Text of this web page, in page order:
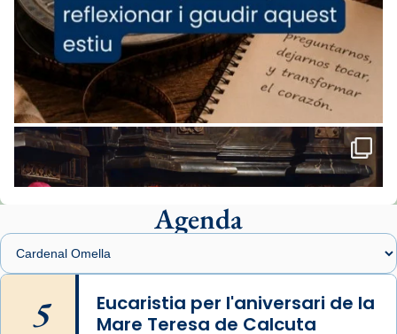
L’arquebisbe de Barcelona, el cardenal Joan
Josep Omella, ha presidit la missa i l’ha
concelebrat el bisbe auxiliar de Barcelona,
Mons. David Abadías.
📸 Dr. G. Simón
Foto
View on Facebook Share
Arquebisbat de Barcelona
1 week ago
Memòria de les santes Juliana i
Semproniana, verges i màrtirs.
Acompanyant la història de sant Cugat, a
Agenda
5
Eucaristia per l'aniversari de la
Mare Teresa de Calcuta